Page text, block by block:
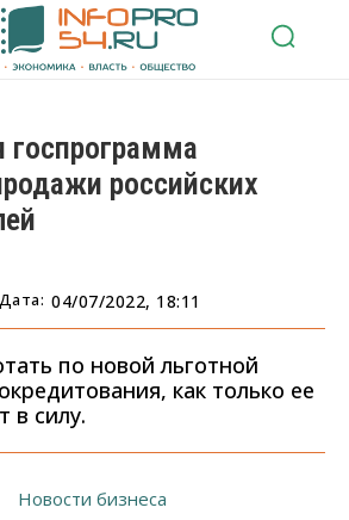
госпрограмма
российских
Дата: 04/07/2022, 18:11
по новой льготной
как только ее
в силу.